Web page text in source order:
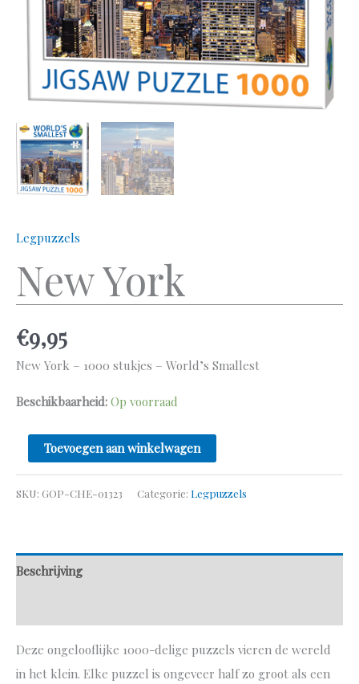
Legpuzzels
New York
€9,95
New York – 1000 stukjes – World’s Smallest
Beschikbaarheid: Op voorraad
Toevoegen aan winkelwagen
SKU: GOP-CHE-01323 Categorie: Legpuzzels
Beschrijving
Deze ongelooflijke 1000-delige puzzels vieren de wereld
in het klein. Elke puzzel is ongeveer half zo groot als een